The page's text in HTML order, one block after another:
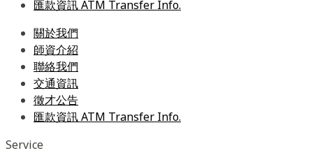
匯款資訊 ATM Transfer Info.
關於我們
師資介紹
聯絡我們
交通資訊
徵才公告
匯款資訊 ATM Transfer Info.
Service